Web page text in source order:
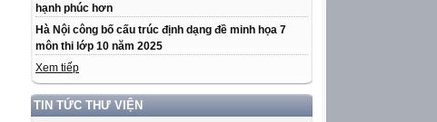
hạnh phúc hơn
Hà Nội công bố cấu trúc định dạng đề minh họa 7
môn thi lớp 10 năm 2025
Xem tiếp
TIN TỨC THƯ VIỆN